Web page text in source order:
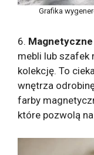
Grafika
6.
mebli lub szafek
kolekcję. To
wnętrza
farby
które pozwolą